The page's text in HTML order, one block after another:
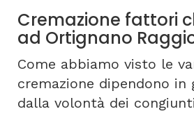
Cremazione fattori
ad Ortignano
Come abbiamo visto le
cremazione dipendono in
dalla volontà dei